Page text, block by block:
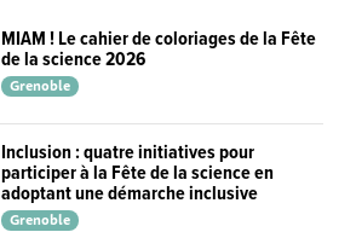
MIAM ! Le cahier de coloriages de la Fête
de la science 2026
Grenoble
Inclusion : quatre initiatives pour
participer à la Fête de la science en
adoptant une démarche inclusive
Grenoble